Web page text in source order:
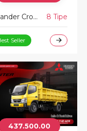
Xpander Cross 8 Tipe
Seller
437.500.00